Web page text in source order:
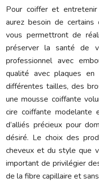
Pour coiffer et
aurez besoin de
vous permettront de
préserver la santé de
professionnel avec
qualité avec plaques
différentes tailles, des
une mousse coiffante
cire coiffante
d’alliés précieux pour
désiré. Le choix des
cheveux et du style que
important de privilégier
de la fibre capillaire et